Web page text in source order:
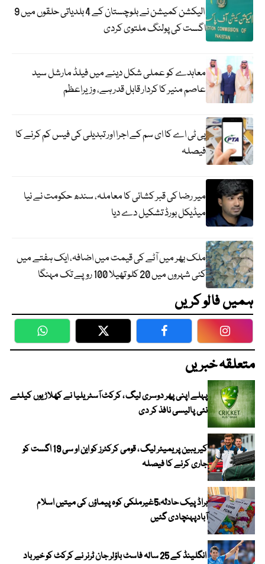
الیکشن کمیشن نے بلوچستان کے 4 بلدیاتی حلقوں میں 9
اگست کی پولنگ ملتوی کردی
معاہدے کو عملی شکل دینے میں فیلڈ مارشل سید
عاصم منیر کا کردار قابل قدر ہے، وزیراعظم
پی ٹی اے کا ای سم کے اجرا اور تبدیلی کی فیس کم کرنے کا
فیصلہ
میر رضا کی قبر کشائی کا معاملہ، سندھ حکومت نے نیا
میڈیکل بورڈ تشکیل دے دیا
ملک بھر میں آٹے کی قیمت میں اضافہ، ایک ہفتے میں
کئی شہروں میں 20 کلو تھیلا 100 روپے تک مہنگا
ہمیں فالو کریں
WhatsApp Twitter Facebook
متعلقہ خبریں
پہلے اپنی پھر دوسری لیگ ، کرکٹ آسٹریلیا نے کھلاڑیوں کیلئے
نئی پالیسی نافذ کر دی
کیریبین پریمیئر لیگ ، قومی کرکٹرز کو این او سی 19 اگست کو
جاری کرنے کا فیصلہ
براڈ پیک حادثہ،5غیرملکی کوہ پیماؤں کی میتیں اسلام
آبادپہنچادی گئیں
انگلینڈ کے 25 سالہ فاسٹ باؤلر جان ٹرنر نے کرکٹ کو خیر باد